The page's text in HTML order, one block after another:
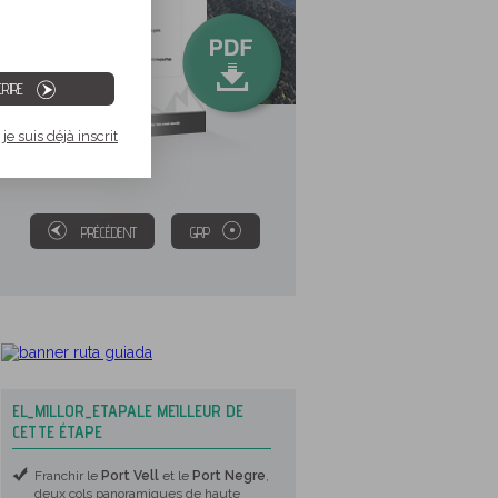
suis déjà inscrit
GRP
PRÉCÉDENT
EL_MILLOR_ETAPALE MEILLEUR DE
CETTE ÉTAPE
Franchir le Port Vell et le Port Negre,
deux cols panoramiques de haute